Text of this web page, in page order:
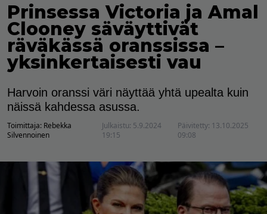
Prinsessa Victoria ja Amal
Clooney säväyttivät
räväkässä oranssissa –
yksinkertaisesti vau
Harvoin oranssi väri näyttää yhtä upealta kuin
näissä kahdessa asussa.
Toimittaja: Rebekka
Silvennoinen
Julkaistu: 5.9.2024
19:15
Päivitetty: 13.10.2025
09:08